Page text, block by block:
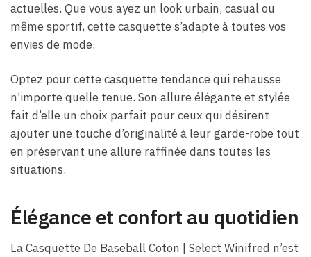
actuelles. Que vous ayez un look urbain, casual ou
même sportif, cette casquette s’adapte à toutes vos
envies de mode.
Optez pour cette casquette tendance qui rehausse
n’importe quelle tenue. Son allure élégante et stylée
fait d’elle un choix parfait pour ceux qui désirent
ajouter une touche d’originalité à leur garde-robe tout
en préservant une allure raffinée dans toutes les
situations.
Élégance et confort au quotidien
La Casquette De Baseball Coton​ | Select Winifred n’est